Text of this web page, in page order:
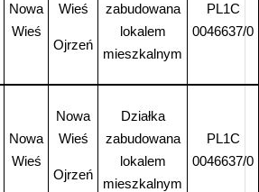
Nowa
Wieś
Wieś
Ojrzeń
zabudowana
lokalem
mieszkalnym
PL1C
0046637/0
Nowa
Wieś
Nowa
Wieś
Ojrzeń
Działka
zabudowana
lokalem
mieszkalnym
PL1C
0046637/0